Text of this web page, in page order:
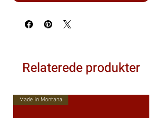
Relaterede produkter
Made in Montana